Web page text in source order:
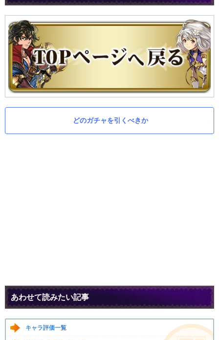
どのガチャを引くべきか
あわせて読みたい記事
キャラ評価一覧